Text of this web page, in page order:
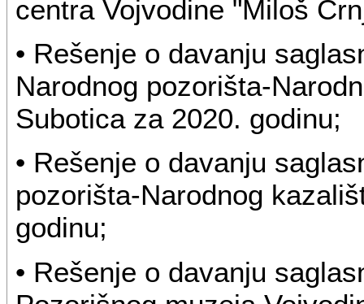
centra Vojvodine "Miloš
• Rešenje o davanju
Narodnog pozorišta-
Subotica za 2020. godinu;
• Rešenje o davanju
pozorišta-Narodnog
godinu;
• Rešenje o davanju